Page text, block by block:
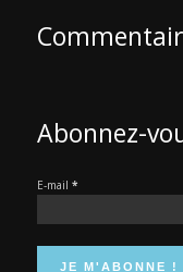
Abonnez-
E-mail *